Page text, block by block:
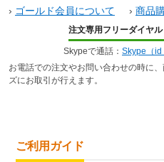
› ゴールド会員について › 商品
注文専用フリーダイヤル
Skypeで通話： Skype（id
お電話での注文やお問い合わせの時に
ズにお取引が行えます。
ご利用ガイド